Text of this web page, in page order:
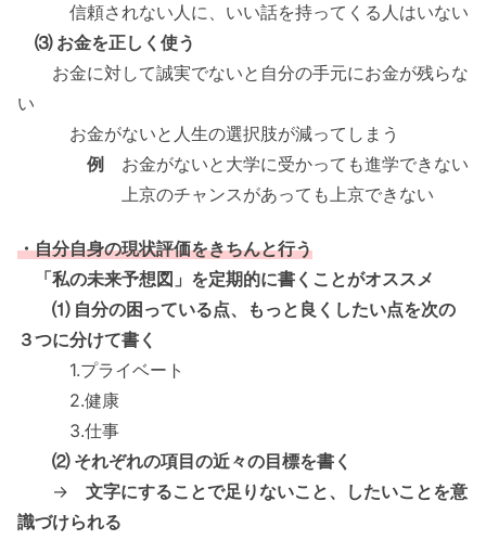
信頼されない人に、いい話を持ってくる人はいない
⑶ お金を正しく使う
お金に対して誠実でないと自分の手元にお金が残らな
い
お金がないと人生の選択肢が減ってしまう
例
お金がないと大学に受かっても進学できない
上京のチャンスがあっても上京できない
・自分自身の現状評価をきちんと行う
「私の未来予想図」を定期的に書くことがオススメ
⑴ 自分の困っている点、もっと良くしたい点を次の
３つに分けて書く
1.プライベート
2.健康
3.仕事
⑵ それぞれの項目の近々の目標を書く
→ 文字にすることで足りないこと、したいことを意
識づけられる